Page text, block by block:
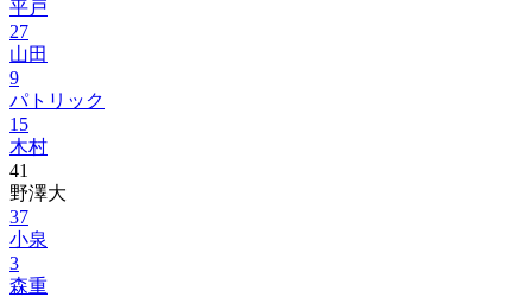
平戸
27
山田
9
パトリック
15
木村
41
野澤大
37
小泉
3
森重